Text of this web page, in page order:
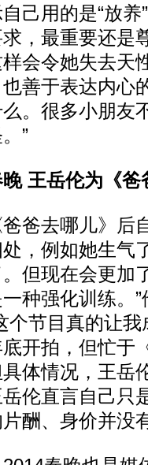
己用的是“放养
，最重要还是
会令她失去天
善于表达内心
。很多小朋友
”
王岳伦为《爸
去哪儿》后
，例如她生气
但现在会更加
种强化训练。
个节目真的让我
开拍，但忙于
体情况，王岳
伦直言自己只
酬、身价并没